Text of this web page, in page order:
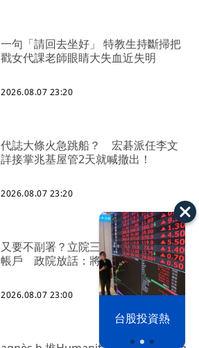
台股投資熱
一句「請回去坐好」 特教生持斷掃把
戳女代課老師眼睛大失血近失明
2026.08.07 23:20
代誌大條火急跳船？ 宏碁派任李文
詳接掌兆基屋管2天就喊撤出！
2026.08.07 23:20
又要不副署？立院三讀藍白兒少未來
帳戶 政院放話：將採必要憲政作為
2026.08.07 23:00